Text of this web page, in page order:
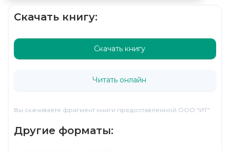
Скачать книгу:
Скачать книгу
Читать онлайн
Вы скачиваете фрагмент книги предоставленной ООО "ИТ"
Другие форматы: